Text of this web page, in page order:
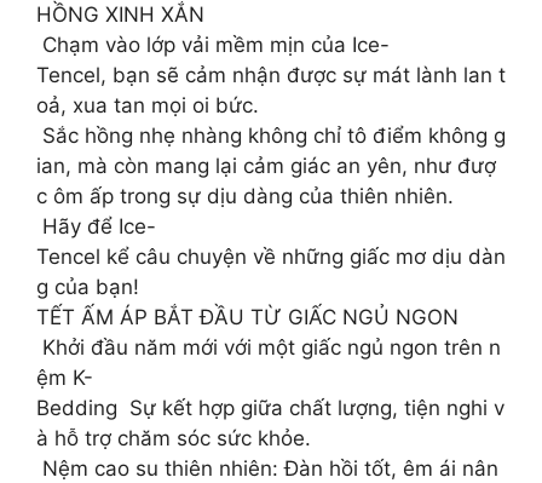
HỒNG XINH XẮN
Chạm vào lớp vải mềm mịn của Ice-
Tencel, bạn sẽ cảm nhận được sự mát lành lan t
oả, xua tan mọi oi bức.
Sắc hồng nhẹ nhàng không chỉ tô điểm không g
ian, mà còn mang lại cảm giác an yên, như đượ
c ôm ấp trong sự dịu dàng của thiên nhiên.
Hãy để Ice-
Tencel kể câu chuyện về những giấc mơ dịu dàn
g của bạn!
TẾT ẤM ÁP BẮT ĐẦU TỪ GIẤC NGỦ NGON
Khởi đầu năm mới với một giấc ngủ ngon trên n
ệm K-
Bedding Sự kết hợp giữa chất lượng, tiện nghi v
à hỗ trợ chăm sóc sức khỏe.
Nệm cao su thiên nhiên: Đàn hồi tốt, êm ái nân